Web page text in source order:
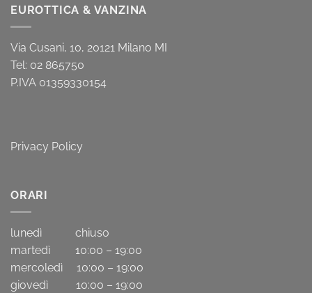
EUROTTICA & VANZINA
Via Cusani, 10, 20121 Milano MI
Tel: 02 865750
P.IVA 01359330154
Privacy Policy
ORARI
lunedì chiuso
martedì 10:00 – 19:00
mercoledì 10:00 – 19:00
giovedì 10:00 – 19:00